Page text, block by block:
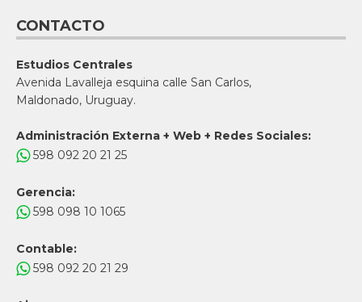
CONTACTO
Estudios Centrales
Avenida Lavalleja esquina calle San Carlos,
Maldonado, Uruguay.
Administración Externa + Web + Redes Sociales:
598 092 20 21 25
Gerencia:
598 098 10 1065
Contable:
598 092 20 21 29